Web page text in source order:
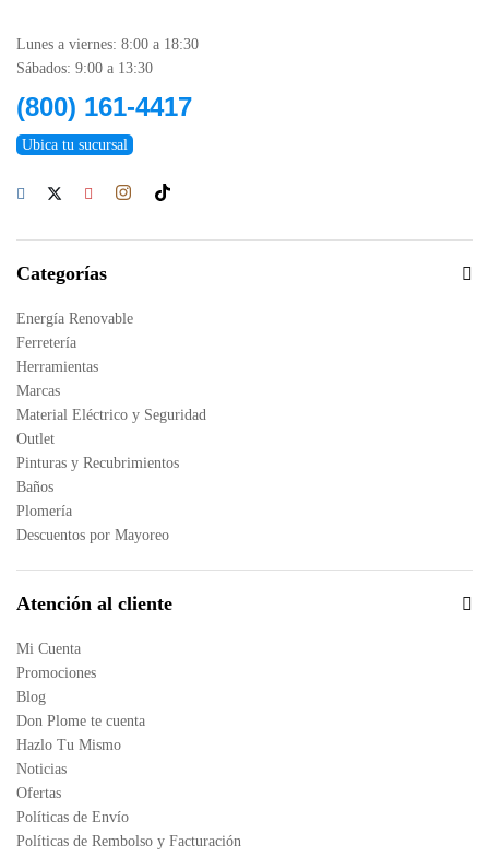
Lunes a viernes: 8:00 a 18:30
Sábados: 9:00 a 13:30
(800) 161-4417
Ubica tu sucursal
Categorías
Energía Renovable
Ferretería
Herramientas
Marcas
Material Eléctrico y Seguridad
Outlet
Pinturas y Recubrimientos
Baños
Plomería
Descuentos por Mayoreo
Atención al cliente
Mi Cuenta
Promociones
Blog
Don Plome te cuenta
Hazlo Tu Mismo
Noticias
Ofertas
Políticas de Envío
Políticas de Rembolso y Facturación